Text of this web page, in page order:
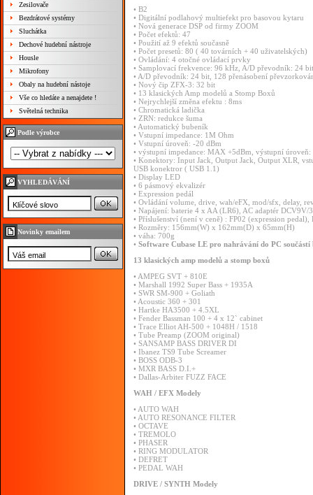
Zesilovače
Bezdrátové systémy
Sluchátka
Dechové hudební nástroje
Housle
Mikrofony
Obaly na hudební nástoje
Vše co hledáte a nenajdete !
Světelná technika
Podle výrobce
VYHLEDÁVÁNÍ
Novinky emailem
• B2
• Digitální podlahový multiefekt pro basovou kytaru
• Nová generace DSP od firmy ZOOM
• Počet efektů: 47
• Použití až 9 efektů současně
• Počet presetů: 80 ( 40 továrních + 40 uživatelských)
• Ovládání: 4 otočné ovládací prvky
• Samplovací frekvence: 96 kHz, A/D převodník: 24
• A/D převodník: 24 bit, 128 přenásobení
• Nový čip ZFX-3: 32 bit
• 13 klasických Amp modelů a Stomp Boxů
• Nejrychlejší změna efektu : 8ms
• Chromatická ladička
• ZRN: redukce šuma
• Automatický bubeník
• Vstupní impedance: 1M Ohm
• Vstupní úroveň: -20 dBm
• výstupní impedance: MAX +5dBm, výstupní úroveň:
• Konektory: Input Jack, Output Jack, Output XLR,
USB konektror ( USB 1.1)
• Display LED
• 6 pásmový ekvalizér
• Expression pedál
• Ovládání volume, drive, wah/eFX, mod/sfx, delay,
• Napájení: baterie 4 x AA (LR6), AC adaptér DCV9V/
• Příslušenství (není v ceně) : FP02 (expression pedal),
• Rozměry: 156mm(W) x 162mm(D) x 65mm(H)
• váha: 700g
• Software Cubase LE pro nahrávání do PC součástí
13 klasických amp modelů a stomp boxů
• AMPEG SVT + 810E
• Marshall 1992 Super Bass + 1935A
• SWR SM-900 + Goliath
• Acoustic 360 + 301
• Hartke HA3500 + 4.5XL
• Fender Bassman 100 + 4 x 12` cabinet
• Trace Elliot AH-500 + 1048H / 1518
• Tube Preamp (ZOOM original)
• SANSAMP BASS DRIVER DI
• Ibanez TS9 Tube Screamer
• BOSS ODB-3
• MXR BASS D.I.+
• Dallas-Arbiter FUZZ FACE
WAH / EFX Modely
• AUTO WAH
• AUTO RESONANCE FILTER
• OCTAVE
• TREMOLO
• PHASER
• RING MODULATOR
• DEFRET
• PEDAL WAH
DRIVE / SYNTH Modely